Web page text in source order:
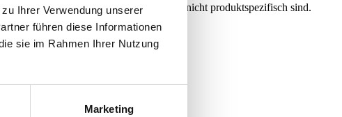
Ihrer Verwendung unserer
führen diese Informationen
sie im Rahmen Ihrer Nutzung
Marketing
diese immer nur Wertgutscheine und nicht produktspezifisch sind.